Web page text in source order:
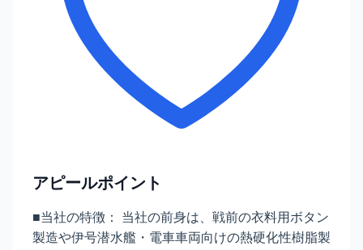
アピールポイント
■当社の特徴： 当社の前身は、戦前の衣料用ボタン
製造や伊号潜水艦・電車車両向けの熱硬化性樹脂製